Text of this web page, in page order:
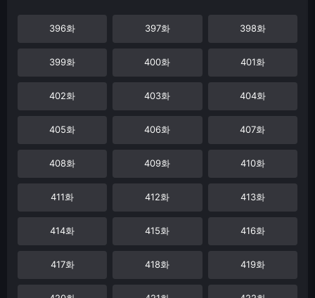
396화 397화 398화
399화 400화 401화
402화 403화 404화
405화 406화 407화
408화 409화 410화
411화 412화 413화
414화 415화 416화
417화 418화 419화